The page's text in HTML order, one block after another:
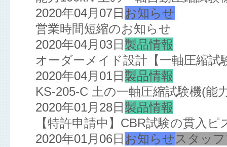
2020年04月07日 お知らせ
営業時間短縮のお知らせ
2020年04月03日 製品情報
オーダーメイド設計【一軸圧縮試
2020年04月01日 製品情報
KS-205-C 土の一軸圧縮試験機(能
2020年01月28日 製品情報
【特許申請中】CBR試験の貫入ピ
2020年01月06日 お知らせ スタッ